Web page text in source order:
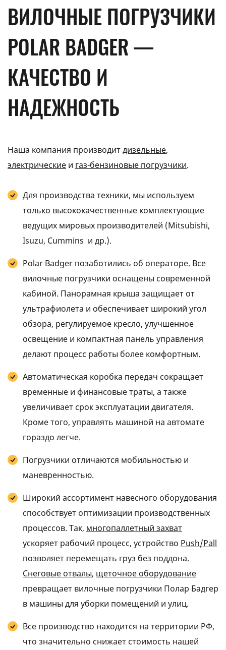
ВИЛОЧНЫЕ ПОГРУЗЧИКИ
POLAR BADGER —
КАЧЕСТВО И
НАДЕЖНОСТЬ
Наша компания производитдизельные,
электрические и газ-бензиновые погрузчики.
Для производства техники, мы используем
только высококачественные комплектующие
ведущих мировых производителей (Мitsubishi,
Isuzu, Cummins и др.).
Polar Badger позаботились об операторе. Все
вилочные погрузчики оснащены современной
кабиной. Панорамная крыша защищает от
ультрафиолета и обеспечивает широкий угол
обзора, регулируемое кресло, улучшенное
освещение и компактная панель управления
делают процесс работы более комфортным.
Автоматическая коробка передач сокращает
временные и финансовые траты, а также
увеличивает срок эксплуатации двигателя.
Кроме того, управлять машиной на автомате
гораздо легче.
Погрузчики отличаются мобильностью и
маневренностью.
Широкий ассортимент навесного оборудования
способствует оптимизации производственных
процессов. Так, многопаллетный захват
ускоряет рабочий процесс, устройство Push/Pall
позволяет перемещать груз без поддона.
Снеговые отвалы, щеточное оборудование
превращает вилочные погрузчики Полар Бадгер
в машины для уборки помещений и улиц.
Все производство находится на территории РФ,
что значительно снижает стоимость нашей